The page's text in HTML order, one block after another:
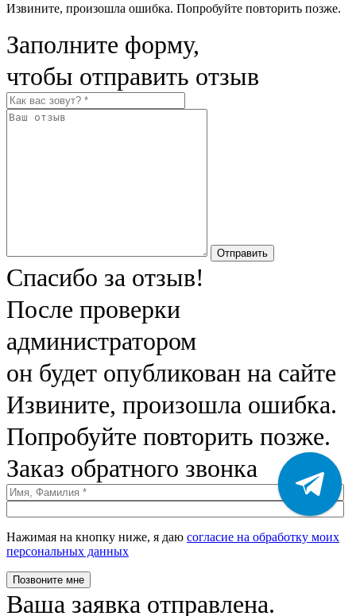
Извините, произошла ошибка. Попробуйте повторить позже.
Заполните форму,
чтобы отправить отзыв
Отправить
Спасибо за отзыв!
После проверки
администратором
он будет опубликован на сайте
Извините, произошла ошибка.
Попробуйте повторить позже.
Заказ обратного звонка
Нажимая на кнопку ниже, я даю согласие на обработку моих
персональных данных
Позвоните мне
Ваша заявка отправлена.